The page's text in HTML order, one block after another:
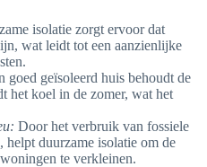
isolatie zorgt ervoor dat
wat leidt tot een aanzienlijke
goed geïsoleerd huis behoudt de
het koel in de zomer, wat het
Door het verbruik van fossiele
helpt duurzame isolatie om de
te verkleinen.